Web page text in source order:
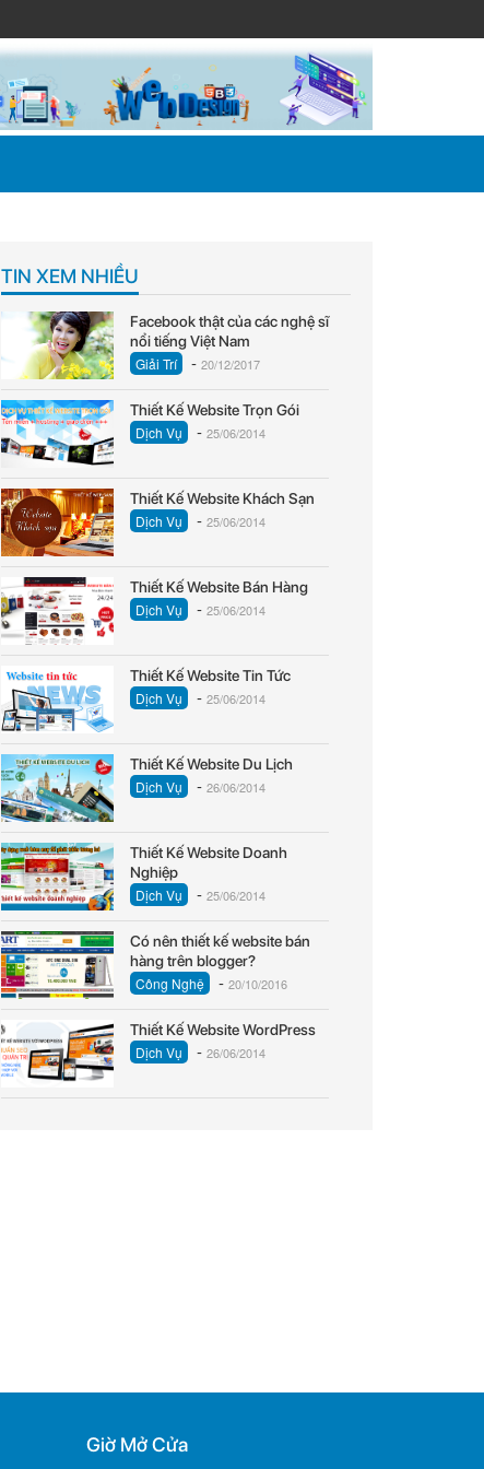
TIN XEM NHIỀU
Facebook thật của các nghệ sĩ
nổi tiếng Việt Nam
Giải Trí - 20/12/2017
Thiết Kế Website Trọn Gói
Dịch Vụ - 25/06/2014
Thiết Kế Website Khách Sạn
Dịch Vụ - 25/06/2014
Thiết Kế Website Bán Hàng
Dịch Vụ - 25/06/2014
Thiết Kế Website Tin Tức
Dịch Vụ - 25/06/2014
Thiết Kế Website Du Lịch
Dịch Vụ - 26/06/2014
Thiết Kế Website Doanh
Nghiệp
Dịch Vụ - 25/06/2014
Có nên thiết kế website bán
hàng trên blogger?
Công Nghệ - 20/10/2016
Thiết Kế Website WordPress
Dịch Vụ - 26/06/2014
Giờ Mở Cửa